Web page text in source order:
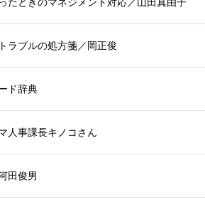
ラブルの処方箋／岡正俊
ド辞典
人事課長キノコさん
田俊男